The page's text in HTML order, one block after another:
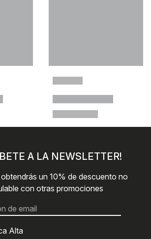
A LA NEWSLETTER!
un 10% de descuento no
con otras promociones
Alta